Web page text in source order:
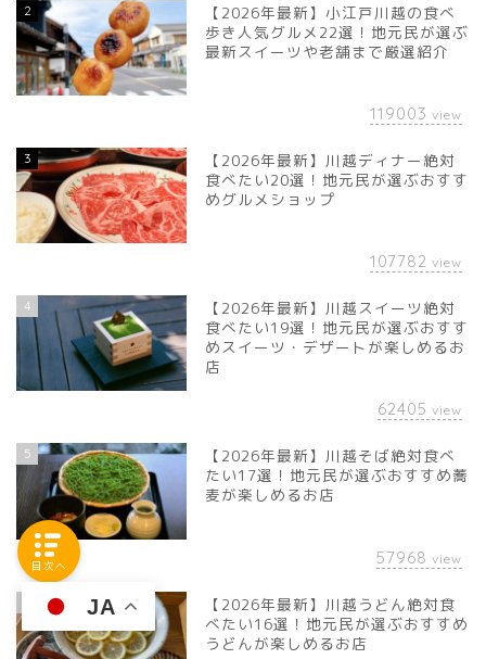
2
【2026年最新】小江戸川越の食べ
歩き人気グルメ22選！地元民が選ぶ
最新スイーツや老舗まで厳選紹介
119003 view
3
【2026年最新】川越ディナー絶対
食べたい20選！地元民が選ぶおすす
めグルメショップ
107782 view
4
【2026年最新】川越スイーツ絶対
食べたい19選！地元民が選ぶおすす
めスイーツ・デザートが楽しめるお
店
62405 view
5
【2026年最新】川越そば絶対食べ
たい17選！地元民が選ぶおすすめ蕎
麦が楽しめるお店
57968 view
【2026年最新】川越うどん絶対食
べたい16選！地元民が選ぶおすすめ
うどんが楽しめるお店
JA
目次へ